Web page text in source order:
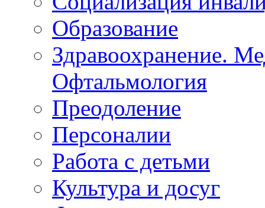
Социализация
Образование
Здравоохранение.
Офтальмология
Преодоление
Персоналии
Работа с детьми